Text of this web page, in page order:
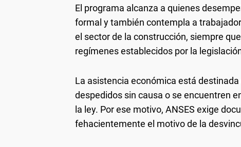
El programa alcanza a quienes
formal y también contempla a
el sector de la construcción, siempre
regímenes establecidos por la
La asistencia económica está
despedidos sin causa o se encuentren
la ley. Por ese motivo, ANSES exige
fehacientemente el motivo de la